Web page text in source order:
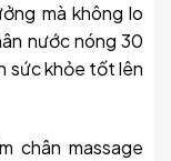
mà không lo
nước nóng 30
sức khỏe tốt lên
chân massage